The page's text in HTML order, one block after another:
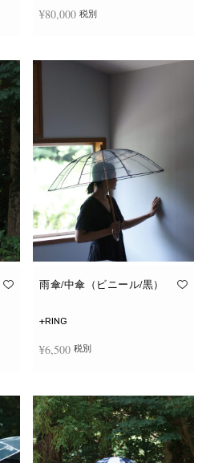
¥80,000 税別
雨傘/中傘（ビニール/黒）
+RING
¥6,500 税別